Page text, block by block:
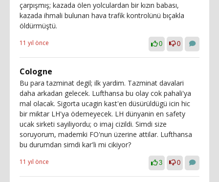
çarpışmış; kazada ölen yolculardan bir kızın babası,
kazada ihmali bulunan hava trafik kontrolünü bıçakla
öldürmüştü.
11 yıl önce 0 0
Cologne
Bu para tazminat degil; ilk yardim. Tazminat davalari
daha arkadan gelecek. Lufthansa bu olay cok pahali'ya
mal olacak. Sigorta ucagin kast'en düsürüldügü icin hic
bir miktar LH'ya ödemeyecek. LH dünyanin en safety
ucak sirketi sayiliyordu; o imaj cizildi. Simdi size
soruyorum, mademki FO'nun üzerine attilar. Lufthansa
bu durumdan simdi kar'li mi cikiyor?
11 yıl önce 3 0